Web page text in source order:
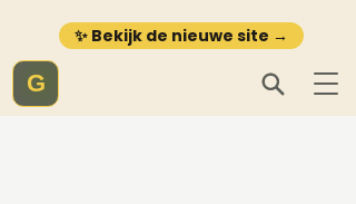
✨ Bekijk de nieuwe site →
G